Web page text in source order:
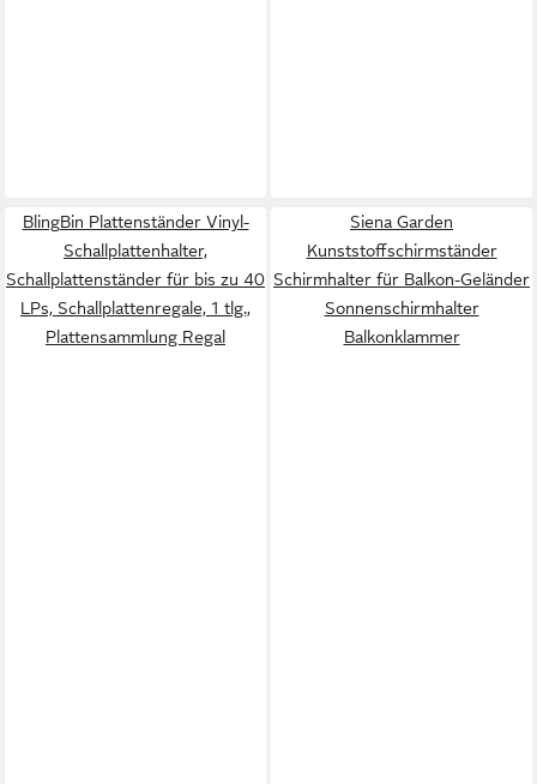
BlingBin Plattenständer Vinyl-
Schallplattenhalter,
Schallplattenständer für bis zu 40
LPs, Schallplattenregale, 1 tlg.,
Plattensammlung Regal
Siena Garden
Kunststoffschirmständer
Schirmhalter für Balkon-Geländer
Sonnenschirmhalter
Balkonklammer